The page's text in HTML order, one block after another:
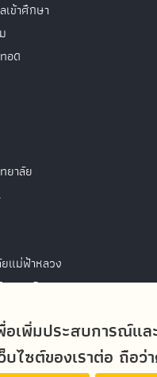
เพิ่มประสบการณ์แล
ไซต์ของเราต่อ ถือ
เข้าศึกษา
อด
ยาลัย
แม่ฟ้าหลวง
ญญาบัตร